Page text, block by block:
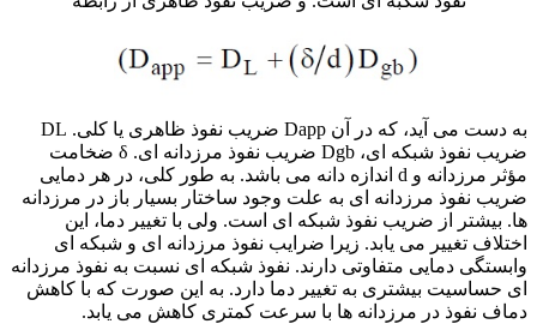
به دست می آید، که در آن Dapp ضریب نفوذ ظاهری یا کلی. DL
ضریب نفوذ شبکه ای، Dgb ضریب نفوذ مرزدانه ای. δ ضخامت
مؤثر مرزدانه و d اندازه دانه می باشد. به طور کلی، در هر دمایی
ضریب نفوذ مرزدانه ای به علت وجود ساختار بسیار باز در مرزدانه
ها. بیشتر از ضریب نفوذ شبکه ای است. ولی با تغییر دما، این
اختلاف تغییر می یابد. زیرا ضرایب نفوذ مرزدانه ای و شبکه ای
وابستگی دمایی متفاوتی دارند. نفوذ شبکه ای نسبت به نفوذ مرزدانه
ای حساسیت بیشتری به تغییر دما دارد. به این صورت که با کاهش
دماف نفوذ در مرزدانه ها با سرعت کمتری کاهش می یابد.